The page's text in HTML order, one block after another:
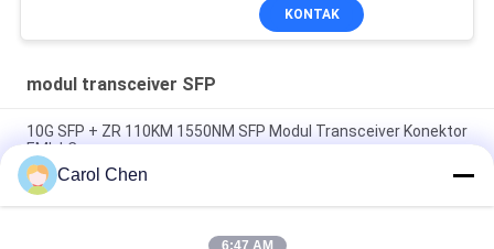
KONTAK
modul transceiver SFP
10G SFP + ZR 110KM 1550NM SFP Modul Transceiver Konektor
EML LC
Deplex LC SM Fiber 100G Modul Serat Optik Jarak Jauh 100KM
Dengan DDM
Carol Chen
6:47 AM